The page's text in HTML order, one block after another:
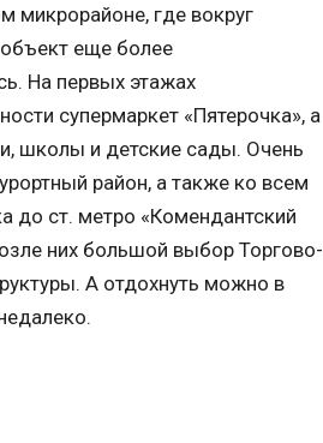
микрорайоне, где вокруг
еще более
На первых этажах
супермаркет «Пятерочка», а
школы и детские сады. Очень
район, а также ко всем
до ст. метро «Комендантский
них большой выбор Торгово-
А отдохнуть можно в